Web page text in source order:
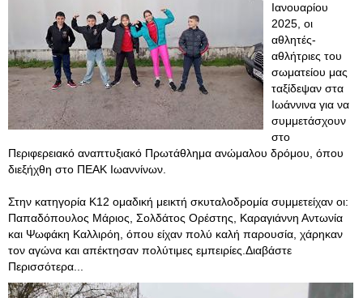
Ιανουαρίου
2025, οι
αθλητές-
αθλήτριες του
σωματείου μας
ταξίδεψαν στα
Ιωάννινα για να
συμμετάσχουν
στο
Περιφερειακό αναπτυξιακό Πρωτάθλημα ανώμαλου δρόμου, όπου
διεξήχθη στο ΠΕΑΚ Ιωαννίνων.
Στην κατηγορία Κ12 ομαδική μεικτή σκυταλοδρομία συμμετείχαν οι:
Παπαδόπουλος Μάριος, Σολδάτος Ορέστης, Καραγιάννη Αντωνία
και Ψωφάκη Καλλιρόη, όπου είχαν πολύ καλή παρουσία, χάρηκαν
τον αγώνα και απέκτησαν πολύτιμες εμπειρίες.Διαβάστε
Περισσότερα...